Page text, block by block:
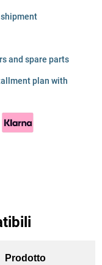
and spare parts
plan with
Prodotto